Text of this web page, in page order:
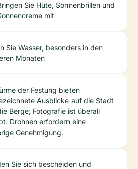
Sie Hüte, Sonnenbrillen und
mit
Sie Wasser, besonders in den
Monaten
der Festung bieten
Ausblicke auf die Stadt
Berge; Fotografie ist überall
Drohnen erfordern eine
Genehmigung.
Sie sich bescheiden und